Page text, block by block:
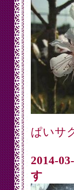
ぱいサ
2014-
す